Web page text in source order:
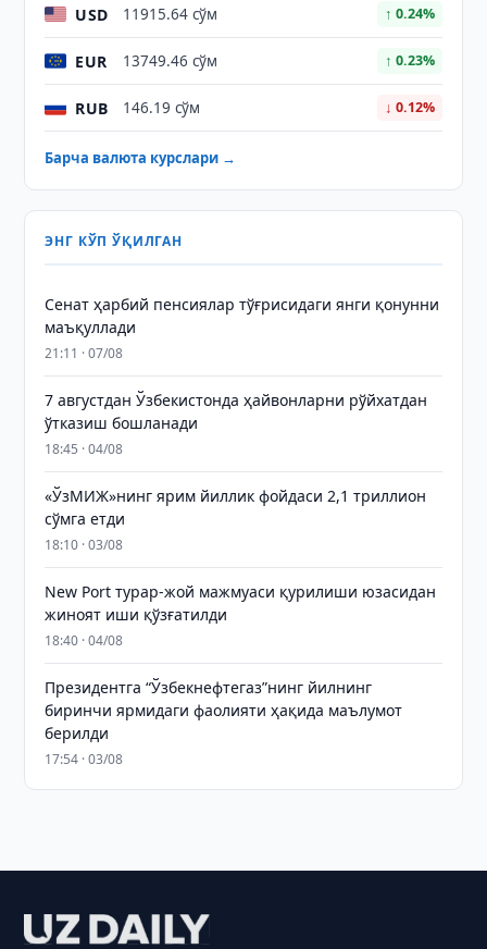
USD 11915.64 сўм ↑ 0.24%
EUR 13749.46 сўм ↑ 0.23%
RUB 146.19 сўм ↓ 0.12%
Барча валюта курслари →
ЭНГ КЎП ЎҚИЛГАН
Сенат ҳарбий пенсиялар тўғрисидаги янги қонунни
маъқуллади
21:11 · 07/08
7 августдан Ўзбекистонда ҳайвонларни рўйхатдан
ўтказиш бошланади
18:45 · 04/08
«ЎзМИЖ»нинг ярим йиллик фойдаси 2,1 триллион
сўмга етди
18:10 · 03/08
New Port турар-жой мажмуаси қурилиши юзасидан
жиноят иши қўзғатилди
18:40 · 04/08
Президентга “Ўзбекнефтегаз”нинг йилнинг
биринчи ярмидаги фаолияти ҳақида маълумот
берилди
17:54 · 03/08